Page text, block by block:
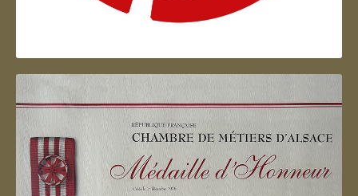
Artisan d'Alsace